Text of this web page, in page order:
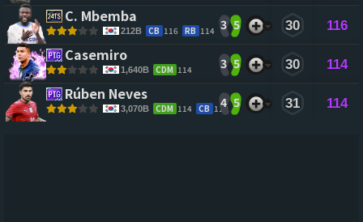
C. Mbemba
212B CB 116 RB 114 3 5 30 116
Casemiro
1,640B CDM 114 3 5 30 114
Rúben Neves
3,070B CDM 114 CB 110
4 5 31 114